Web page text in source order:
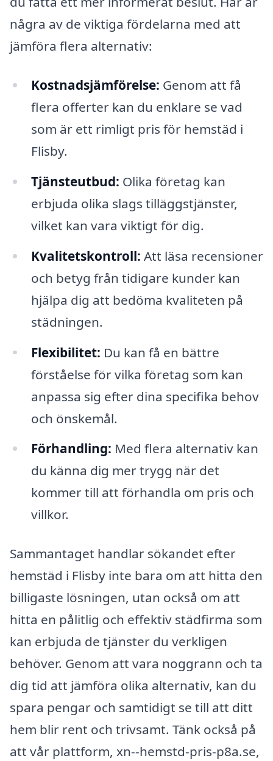
några av de viktiga fördelarna med att
jämföra flera alternativ:
Kostnadsjämförelse: Genom att få
flera offerter kan du enklare se vad
som är ett rimligt pris för hemstäd i
Flisby.
Tjänsteutbud: Olika företag kan
erbjuda olika slags tilläggstjänster,
vilket kan vara viktigt för dig.
Kvalitetskontroll: Att läsa recensioner
och betyg från tidigare kunder kan
hjälpa dig att bedöma kvaliteten på
städningen.
Flexibilitet: Du kan få en bättre
förståelse för vilka företag som kan
anpassa sig efter dina specifika behov
och önskemål.
Förhandling: Med flera alternativ kan
du känna dig mer trygg när det
kommer till att förhandla om pris och
villkor.
Sammantaget handlar sökandet efter
hemstäd i Flisby inte bara om att hitta den
billigaste lösningen, utan också om att
hitta en pålitlig och effektiv städfirma som
kan erbjuda de tjänster du verkligen
behöver. Genom att vara noggrann och ta
dig tid att jämföra olika alternativ, kan du
spara pengar och samtidigt se till att ditt
hem blir rent och trivsamt. Tänk också på
att vår plattform, xn--hemstd-pris-p8a.se,